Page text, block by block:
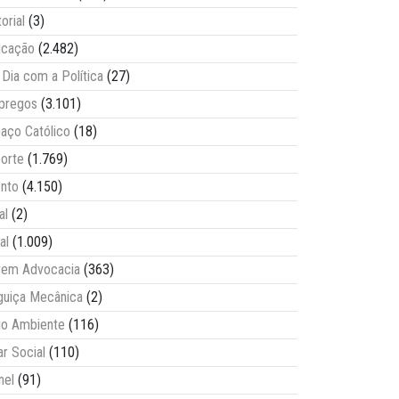
(3)
(2.482)
com a Política (27)
(3.101)
Católico (18)
(1.769)
(4.150)
(2)
(1.009)
Advocacia (363)
Mecânica (2)
Ambiente (116)
Social (110)
(91)